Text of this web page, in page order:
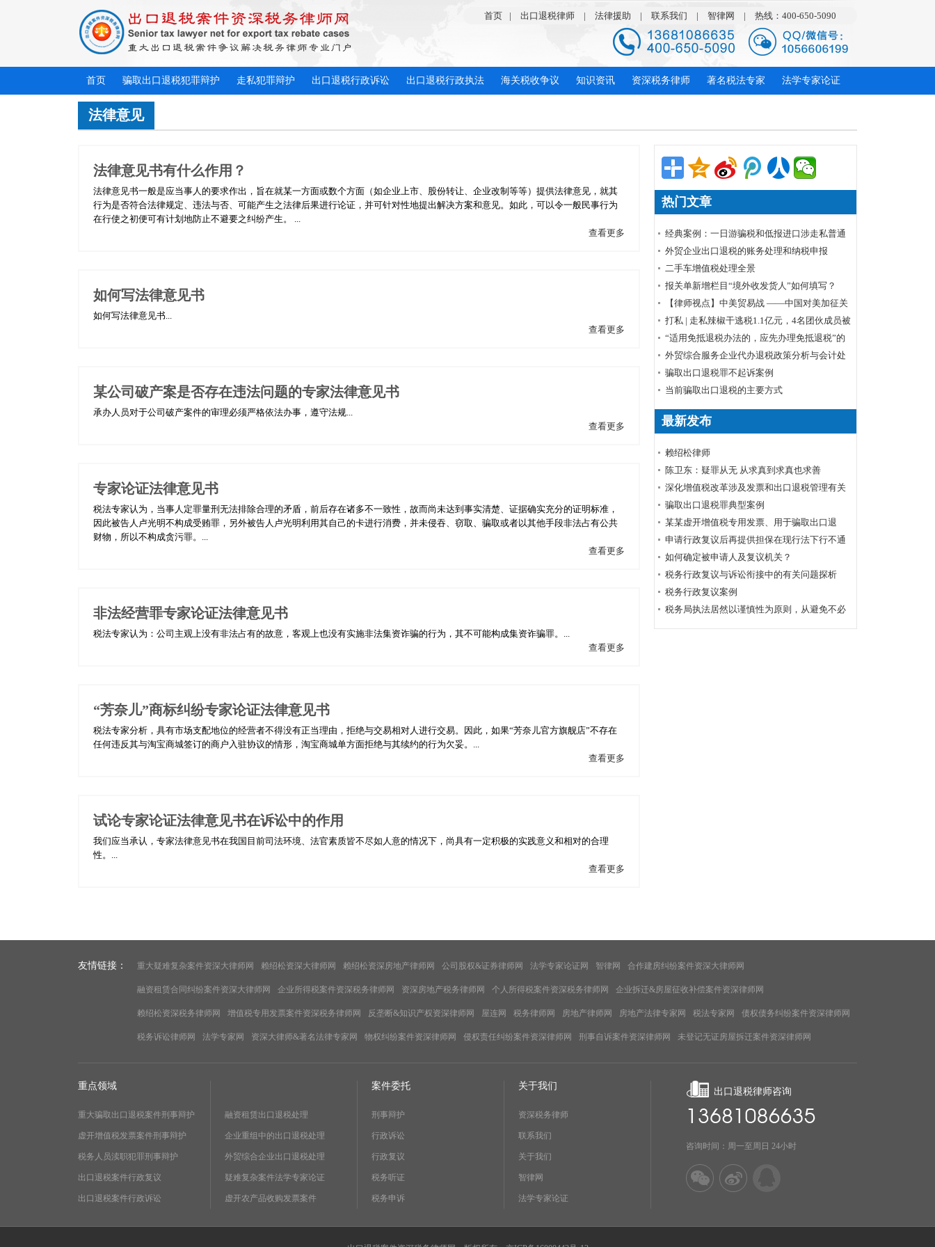
首页 | 出口退税律师 | 法律援助 | 联系我们 | 智律网 | 热线：400-650-5090
首页 骗取出口退税犯罪辩护 走私犯罪辩护 出口退税行政诉讼 出口退税行政执法 海关税收争议 知识资讯 资深税务律师 著名税法专家 法学专家论证
法律意见
法律意见书有什么作用？
法律意见书一般是应当事人的要求作出，旨在就某一方面或数个方面（如企业上市、股份转让、企业改制等等）提供法律意见，就其
行为是否符合法律规定、违法与否、可能产生之法律后果进行论证，并可针对性地提出解决方案和意见。如此，可以令一般民事行为
在行使之初便可有计划地防止不避要之纠纷产生。 ...
查看更多
如何写法律意见书
如何写法律意见书...
查看更多
某公司破产案是否存在违法问题的专家法律意见书
承办人员对于公司破产案件的审理必须严格依法办事，遵守法规...
查看更多
专家论证法律意见书
税法专家认为，当事人定罪量刑无法排除合理的矛盾，前后存在诸多不一致性，故而尚未达到事实清楚、证据确实充分的证明标准，
因此被告人卢光明不构成受贿罪，另外被告人卢光明利用其自己的卡进行消费，并未侵吞、窃取、骗取或者以其他手段非法占有公共
财物，所以不构成贪污罪。...
查看更多
非法经营罪专家论证法律意见书
税法专家认为：公司主观上没有非法占有的故意，客观上也没有实施非法集资诈骗的行为，其不可能构成集资诈骗罪。...
查看更多
“芳奈儿”商标纠纷专家论证法律意见书
税法专家分析，具有市场支配地位的经营者不得没有正当理由，拒绝与交易相对人进行交易。因此，如果“芳奈儿官方旗舰店”不存在
任何违反其与淘宝商城签订的商户入驻协议的情形，淘宝商城单方面拒绝与其续约的行为欠妥。...
查看更多
试论专家论证法律意见书在诉讼中的作用
我们应当承认，专家法律意见书在我国目前司法环境、法官素质皆不尽如人意的情况下，尚具有一定积极的实践意义和相对的合理
性。...
查看更多
热门文章
经典案例：一日游骗税和低报进口涉走私普通
货物罪
外贸企业出口退税的账务处理和纳税申报
​二手车增值税处理全景
报关单新增栏目“境外收发货人”如何填写？
【律师视点】中美贸易战 ——中国对美加征关
税清单商品排除申请程序
打私 | 走私辣椒干逃税1.1亿元，4名团伙成员被
起诉
“适用免抵退税办法的，应先办理免抵退税”的
理解
外贸综合服务企业代办退税政策分析与会计处
理
骗取出口退税罪不起诉案例
当前骗取出口退税的主要方式
最新发布
赖绍松律师
陈卫东：疑罪从无 从求真到求真也求善
深化增值税改革涉及发票和出口退税管理有关
事项
骗取出口退税罪典型案例
某某虚开增值税专用发票、用于骗取出口退
税、抵扣税款发票案
申请行政复议后再提供担保在现行法下行不通
如何确定被申请人及复议机关？
税务行政复议与诉讼衔接中的有关问题探析
税务行政复议案例
税务局执法居然以谨慎性为原则，从避免不必
要的行政复议或行政诉讼角度出发！
友情链接： 重大疑难复杂案件资深大律师网 赖绍松资深大律师网 赖绍松资深房地产律师网 公司股权&证券律师网 法学专家论证网 智律网 合作建房纠纷案件资深大律师网
融资租赁合同纠纷案件资深大律师网 企业所得税案件资深税务律师网 资深房地产税务律师网 个人所得税案件资深税务律师网 企业拆迁&房屋征收补偿案件资深律师网
赖绍松资深税务律师网 增值税专用发票案件资深税务律师网 反垄断&知识产权资深律师网 屋连网 税务律师网 房地产律师网 房地产法律专家网 税法专家网 债权债务纠纷案件资深律师网
税务诉讼律师网 法学专家网 资深大律师&著名法律专家网 物权纠纷案件资深律师网 侵权责任纠纷案件资深律师网 刑事自诉案件资深律师网 未登记无证房屋拆迁案件资深律师网
重点领域
重大骗取出口退税案件刑事辩护
虚开增值税发票案件刑事辩护
税务人员渎职犯罪刑事辩护
出口退税案件行政复议
出口退税案件行政诉讼
融资租赁出口退税处理
企业重组中的出口退税处理
外贸综合企业出口退税处理
疑难复杂案件法学专家论证
虚开农产品收购发票案件
案件委托
刑事辩护
行政诉讼
行政复议
税务听证
税务申诉
关于我们
资深税务律师
联系我们
关于我们
智律网
法学专家论证
出口退税律师咨询
咨询时间：周一至周日 24小时